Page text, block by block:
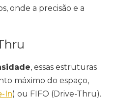
onde a precisão e a
, essas estruturas
máximo do espaço,
In) ou FIFO (Drive-Thru).